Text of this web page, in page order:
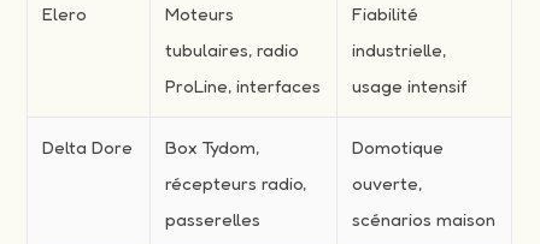
Elero
Moteurs
tubulaires, radio
ProLine, interfaces
Fiabilité
industrielle,
usage intensif
Delta Dore
Box Tydom,
récepteurs radio,
passerelles
Domotique
ouverte,
scénarios maison